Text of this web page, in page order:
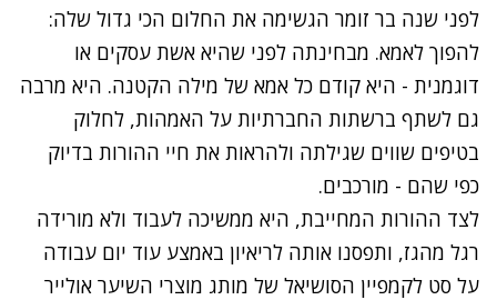
לפני שנה בר זומר הגשימה את החלום הכי גדול שלה:
להפוך לאמא. מבחינתה לפני שהיא אשת עסקים או
דוגמנית - היא קודם כל אמא של מילה הקטנה. היא מרבה
גם לשתף ברשתות החברתיות על האמהות, לחלוק
בטיפים שווים שגילתה ולהראות את חיי ההורות בדיוק
כפי שהם - מורכבים.
לצד ההורות המחייבת, היא ממשיכה לעבוד ולא מורידה
רגל מהגז, ותפסנו אותה לריאיון באמצע עוד יום עבודה
על סט לקמפיין הסושיאל של מותג מוצרי השיער אולייר